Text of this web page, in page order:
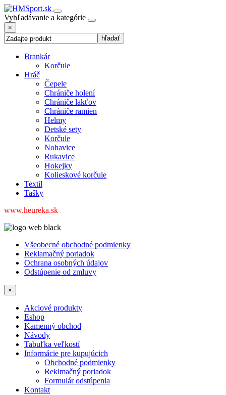
Vyhľadávanie a kategórie
×
Brankár
Korčule
Hráč
Čepele
Chrániče holení
Chrániče lakťov
Chrániče ramien
Helmy
Detské sety
Korčule
Nohavice
Rukavice
Hokejky
Kolieskové korčule
Textil
Tašky
www.heureka.sk
Všeobecné obchodné podmienky
Reklamačný poriadok
Ochrana osobných údajov
Odstúpenie od zmluvy
×
Akciové produkty
Eshop
Kamenný obchod
Návody
Tabuľka veľkostí
Informácie pre kupujúcich
Obchodné podmienky
Reklmačný poriadok
Formulár odstúpenia
Kontakt